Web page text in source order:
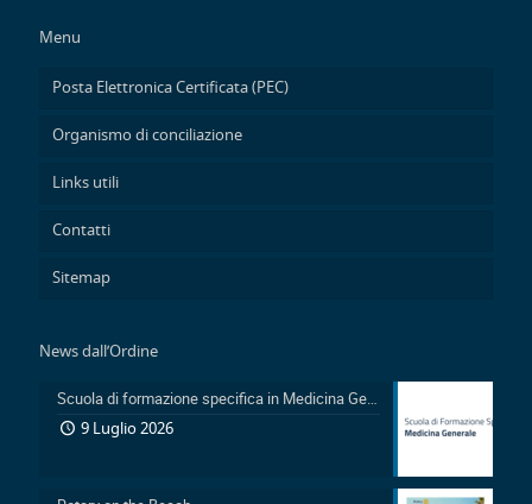
Menu
Posta Elettronica Certificata (PEC)
Organismo di conciliazione
Links utili
Contatti
Sitemap
News dall’Ordine
Scuola di formazione specifica in Medicina Generale 2026-2029: Pubblicazione avviso accesso in sovrannumero legge 401/2000 e avviso accesso degli Ufficiali Medici
9 Luglio 2026